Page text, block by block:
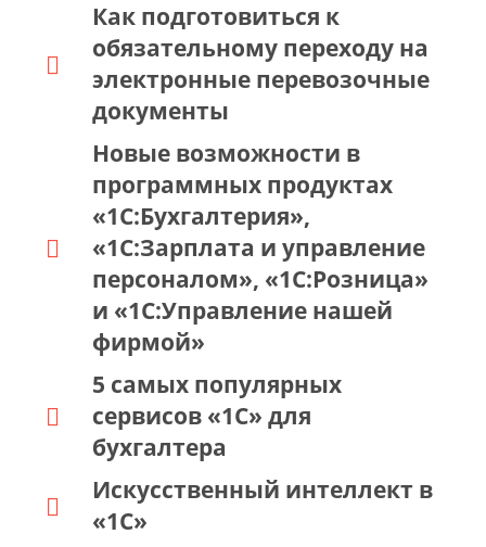
Как подготовиться к
обязательному переходу на
электронные перевозочные
документы
Новые возможности в
программных продуктах
«1С:Бухгалтерия»,
«1С:Зарплата и управление
персоналом», «1С:Розница»
и «1С:Управление нашей
фирмой»
5 самых популярных
сервисов «1С» для
бухгалтера
Искусственный интеллект в
«1С»